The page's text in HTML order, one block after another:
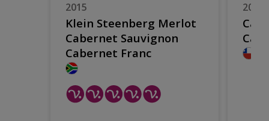
2015
Klein Steenberg Merlot
Cabernet Sauvignon
Cabernet Franc
2012